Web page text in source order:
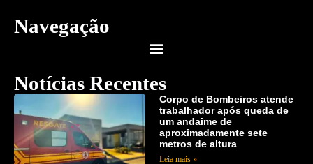
Navegação
Notícias Recentes
Corpo de Bombeiros atende
trabalhador após queda de
um andaime de
aproximadamente sete
metros de altura
Leia mais »